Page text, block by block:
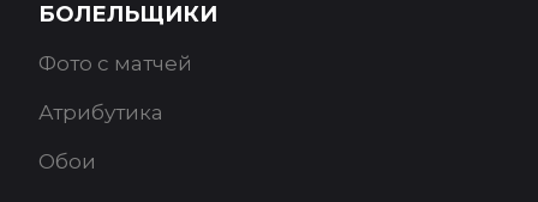
БОЛЕЛЬЩИКИ
Фото с матчей
Атрибутика
Обои